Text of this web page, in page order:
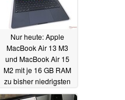
Nur heute: Apple
MacBook Air 13 M3
und MacBook Air 15
M2 mit je 16 GB RAM
zu bisher niedrigsten
Preisen dank